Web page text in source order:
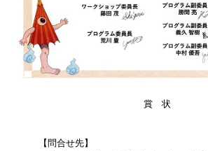
賞 状
【問合せ先】